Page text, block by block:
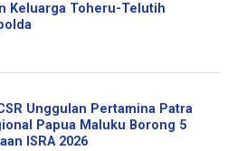
Keluarga Toheru-Telutih
Unggulan Pertamina Patra
Papua Maluku Borong 5
ISRA 2026